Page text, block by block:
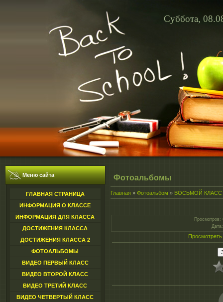
Суббота,
Меню сайта
ГЛАВНАЯ СТРАНИЦА
ИНФОРМАЦИЯ О КЛАССЕ
ИНФОРМАЦИЯ ДЛЯ КЛАССА
ДОСТИЖЕНИЯ КЛАССА
ДОСТИЖЕНИЯ КЛАССА 2
ФОТОАЛЬБОМЫ
ВИДЕО ПЕРВЫЙ КЛАСС
ВИДЕО ВТОРОЙ КЛАСС
ВИДЕО ТРЕТИЙ КЛАСС
ВИДЕО ЧЕТВЕРТЫЙ КЛАСС
Фотоальбомы
Главная » Фотоальбом » ВОСЬМОЙ КЛАСС
Просмотров:
Дата